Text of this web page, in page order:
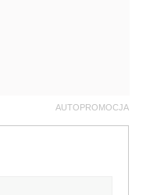
AUTOPROMOCJA